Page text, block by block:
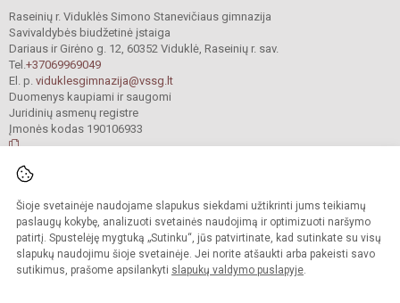
Šioje svetainėje naudojame slapukus siekdami užtikrinti jums teikiamų
paslaugų kokybę, analizuoti svetainės naudojimą ir optimizuoti naršymo
patirtį. Spustelėję mygtuką „Sutinku“, jūs patvirtinate, kad sutinkate su visų
slapukų naudojimu šioje svetainėje. Jei norite atšaukti arba pakeisti savo
sutikimus, prašome apsilankyti slapukų valdymo puslapyje.
Raseinių r. Viduklės Simono Stanevičiaus gimnazija
Savivaldybės biudžetinė įstaiga
Dariaus ir Girėno g. 12, 60352 Viduklė, Raseinių r. sav.
Tel.+37069969049
El. p. viduklesgimnazija@vssg.lt
Duomenys kaupiami ir saugomi
Juridinių asmenų registre
Įmonės kodas 190106933
saugomos.
Kopijuoti turinį be raštiško gimnazijos sutikimo griežtai draudžiama.
Prieinamumo paraiška Slapukų valdymas
Sumanus būdas atnaujinti